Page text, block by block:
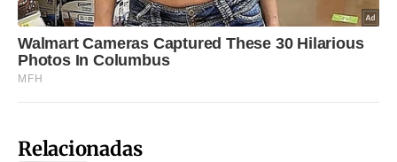
Relacionadas